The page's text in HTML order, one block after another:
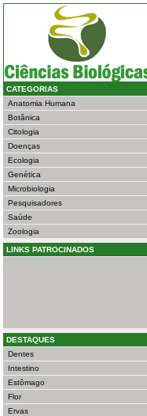
CATEGORIAS
Anatomia Humana
Botânica
Citologia
Doenças
Ecologia
Genética
Microbiologia
Pesquisadores
Saúde
Zoologia
LINKS PATROCINADOS
DESTAQUES
Dentes
Intestino
Estômago
Flor
Ervas